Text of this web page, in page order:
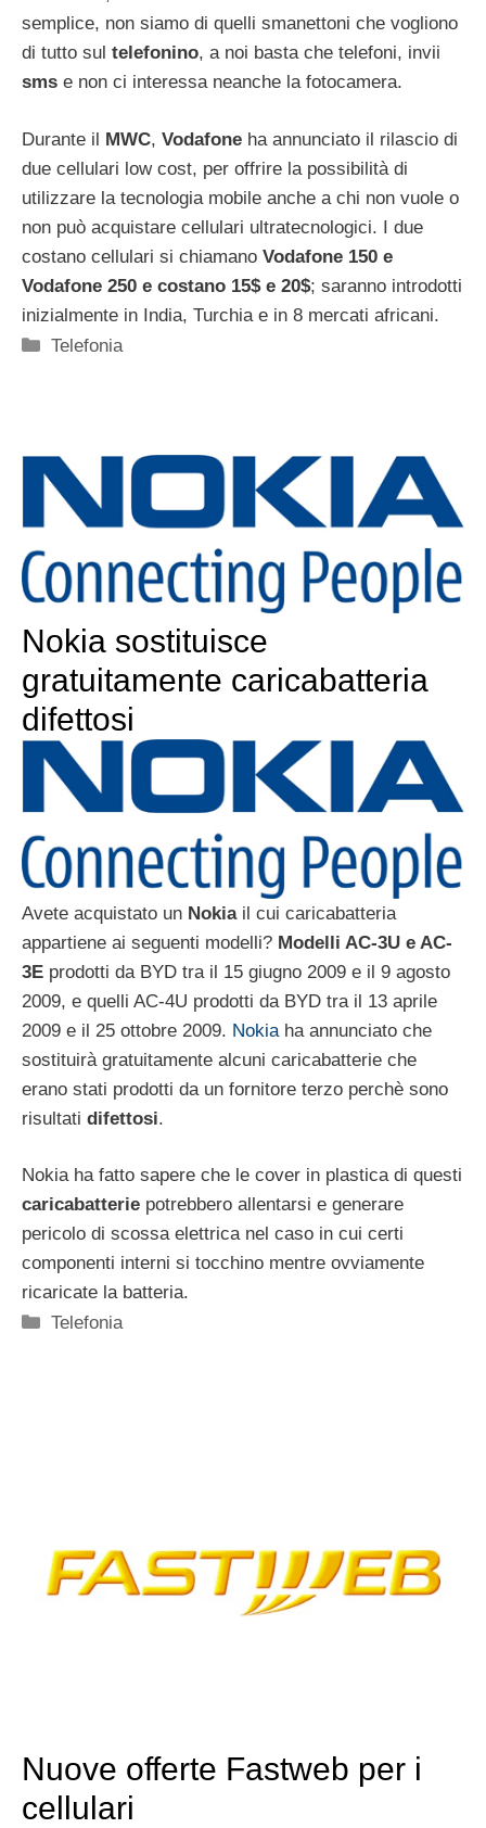
semplice, non siamo di quelli smanettoni che vogliono
di tutto sul telefonino, a noi basta che telefoni, invii
sms e non ci interessa neanche la fotocamera.
Durante il MWC, Vodafone ha annunciato il rilascio di
due cellulari low cost, per offrire la possibilità di
utilizzare la tecnologia mobile anche a chi non vuole o
non può acquistare cellulari ultratecnologici. I due
costano cellulari si chiamano Vodafone 150 e
Vodafone 250 e costano 15$ e 20$; saranno introdotti
inizialmente in India, Turchia e in 8 mercati africani.
Categorie
Telefonia
Nokia sostituisce
gratuitamente caricabatteria
difettosi
Avete acquistato un Nokiail cui caricabatteria
appartiene ai seguenti modelli? Modelli AC-3U e AC-
3E prodotti da BYD tra il 15 giugno 2009 e il 9 agosto
2009, e quelli AC-4U prodotti da BYD tra il 13 aprile
2009 e il 25 ottobre 2009. Nokia ha annunciato che
sostituirà gratuitamente alcuni caricabatterie che
erano stati prodotti da un fornitore terzo perchè sono
risultati difettosi.
Nokia ha fatto sapere che le cover in plastica di questi
caricabatterie potrebbero allentarsi e generare
pericolo di scossa elettrica nel caso in cui certi
componenti interni si tocchino mentre ovviamente
ricaricate la batteria.
Categorie
Telefonia
Nuove offerte Fastweb per i
cellulari